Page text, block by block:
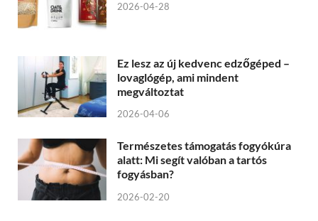
2026-04-28
Ez lesz az új kedvenc edzőgéped –
lovaglógép, ami mindent
megváltoztat
2026-04-06
Természetes támogatás fogyókúra
alatt: Mi segít valóban a tartós
fogyásban?
2026-02-20